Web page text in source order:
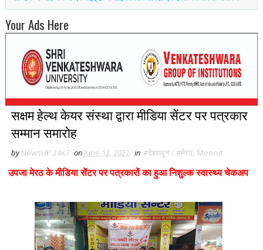
Your Ads Here
सक्षम हेल्थ केयर संस्था द्वारा मीडिया सेंटर पर पत्रकार
सम्मान समारोह
by NewsUP 24x7 on June 12, 2022 in #देहरादून। #मेरठ, Meerut
उपजा मेरठ के मीडिया सेंटर पर पत्रकारों का हुआ निशुल्क स्वास्थ्य चेकअप